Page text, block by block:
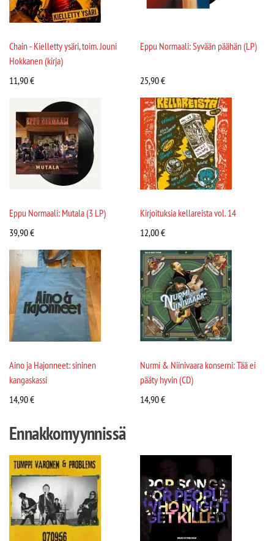
Chain - Kielletty ysäri, toim. Jouni
Hokkanen (kirja)
11,90€
Eppu Normaali: Syvään päähän (LP)
25,90€
Eppu Normaali: Mutala (3 LP)
39,90€
Kirjoituksia kellareista vol. 14
12,00€
Aino ja Hajonneet: sininen
kangaskassi
14,90€
Nurmi & Niinivaara konserni: Tää ei
pääty hyvin (CD)
14,90€
Ennakkomyynnissä